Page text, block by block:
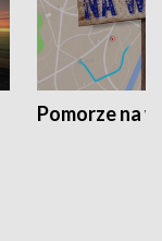
Pomorze na